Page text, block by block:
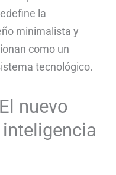
la
minimalista y
como un
tecnológico.
nuevo